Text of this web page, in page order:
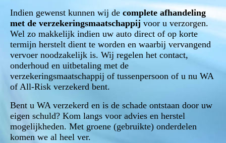
Indien gewenst kunnen wij de completeafhandeling
met de verzekeringsmaatschappij voor u verzorgen.
Wel zo makkelijk indien uw auto direct of op korte
termijn herstelt dient te worden en waarbij vervangend
vervoer noodzakelijk is. Wij regelen het contact,
onderhoud en uitbetaling met de
verzekeringsmaatschappij of tussenpersoon of u nu WA
of All-Risk verzekerd bent.
Bent u WA verzekerd en is de schade ontstaan door uw
eigen schuld? Kom langs voor advies en herstel
mogelijkheden. Met groene (gebruikte) onderdelen
komen we al heel ver.